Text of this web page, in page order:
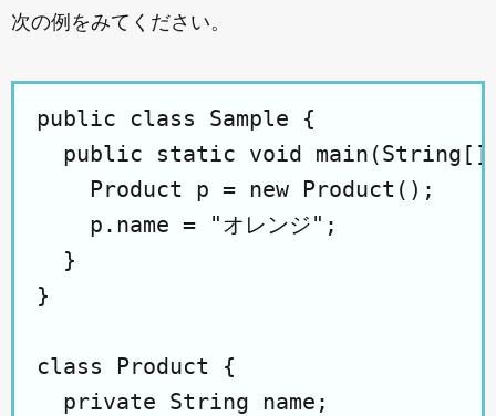
次の例をみてください。
public class Sample {
public static void main(String[]
    Product p = new Product();
    p.name = "オレンジ";
  }
}
class Product {
  private String name;